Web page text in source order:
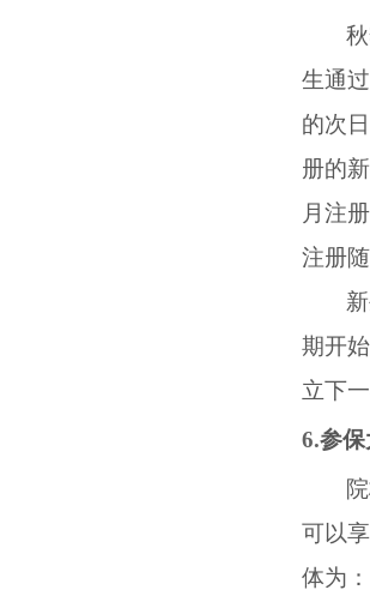
生通
的次
册的
月注
注册
期开
立下
6.参保
可以
体为：